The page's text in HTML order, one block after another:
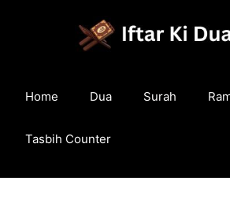
Home Dua Surah
Tasbih Counter